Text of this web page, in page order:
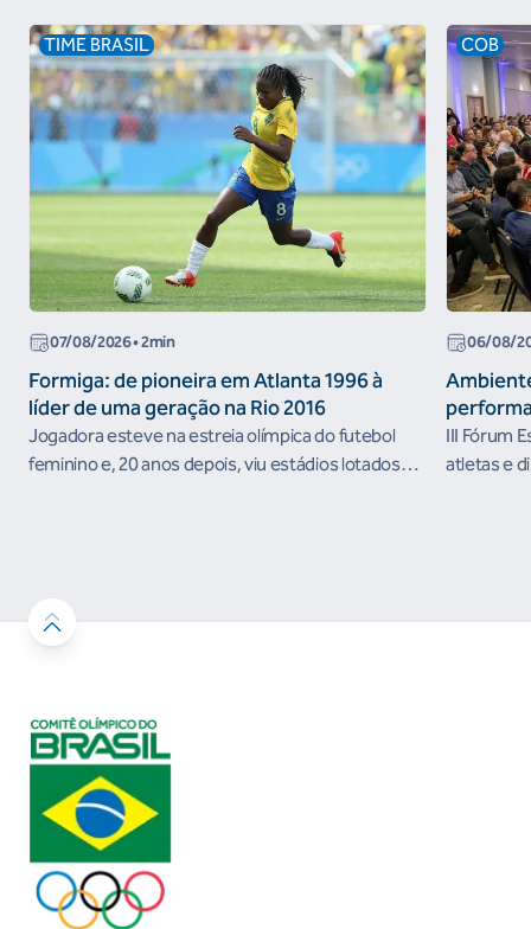
TIME BRASIL
07/08/2026• 2min
Formiga: de pioneira em Atlanta 1996 à
líder de uma geração na Rio 2016
Jogadora esteve na estreia olímpica do futebol
feminino e, 20 anos depois, viu estádios lotados
COB
06/08/
III Fórum
atletas e